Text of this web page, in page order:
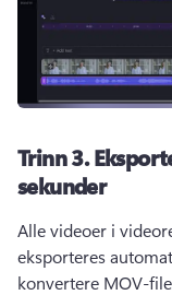
Trinn 3.
sekunder
Alle videoer i
eksporteres
konvertere MOV-